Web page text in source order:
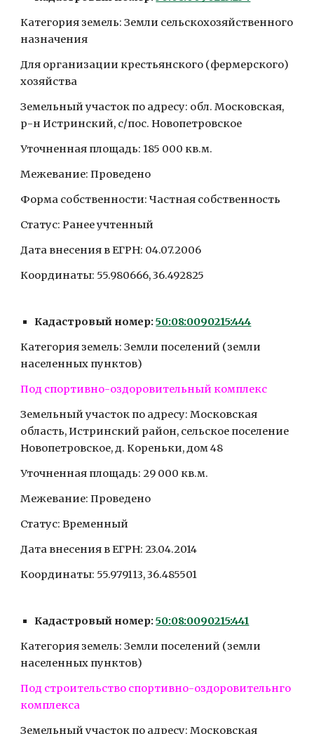
Категория земель: Земли сельскохозяйственного
назначения
Для организации крестьянского (фермерского)
хозяйства
Земельный участок по адресу: обл. Московская,
р-н Истринский, с/пос. Новопетровское
Уточненная площадь: 185 000 кв.м.
Межевание: Проведено
Форма собственности: Частная собственность
Статус: Ранее учтенный
Дата внесения в ЕГРН: 04.07.2006
Координаты: 55.980666, 36.492825
Кадастровый номер: 50:08:0090215:444
Категория земель: Земли поселений (земли
населенных пунктов)
Под спортивно-оздоровительный комплекс
Земельный участок по адресу: Московская
область, Истринский район, сельское поселение
Новопетровское, д. Кореньки, дом 48
Уточненная площадь: 29 000 кв.м.
Межевание: Проведено
Статус: Временный
Дата внесения в ЕГРН: 23.04.2014
Координаты: 55.979113, 36.485501
Кадастровый номер: 50:08:0090215:441
Категория земель: Земли поселений (земли
населенных пунктов)
Под строительство спортивно-оздоровительнго
комплекса
Земельный участок по адресу: Московская